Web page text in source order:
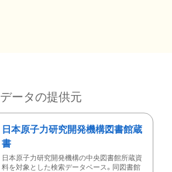
データの提供元
日本原子力研究開発機構図書館蔵
書
日本原子力研究開発機構の中央図書館所蔵資
料を対象とした検索データベース。同図書館